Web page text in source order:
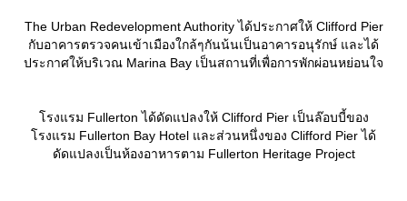
The Urban Redevelopment Authority ได้ประกาศให้ Clifford Pier
กับอาคารตรวจคนเข้าเมืองใกล้ๆกันน้นเป็นอาคารอนุรักษ์ และได้
ประกาศให้บริเวณ Marina Bay เป็นสถานที่เพื่อการพักผ่อนหย่อนใจ
รงแรม Fullerton ได้ดัดแปลงให้ Clifford Pier เป็นล๊อบบี้ของ
รงแรม Fullerton Bay Hotel และส่วนหนึ่งของ Clifford Pier ได้
ดัดแปลงเป็นห้องอาหารตาม Fullerton Heritage Project